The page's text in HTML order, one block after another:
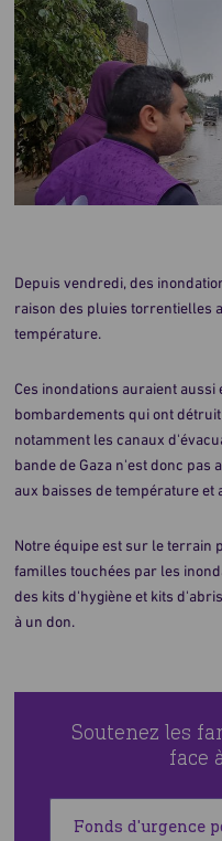
Depuis vendredi, des
raison des pluies torrentielles
température.
Ces inondations auraient
bombardements qui ont
notamment les canaux
bande de Gaza n'est donc pas
aux baisses de température et
Notre équipe est sur le terrain
familles touchées par les
des kits d'hygiène et kits
à un don.
Soutenez les
face